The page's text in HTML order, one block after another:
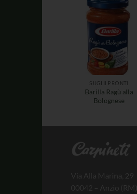
SUGHI PRONTI
Barilla Ragù alla
Bolognese
Via Alla Marina, 29
00042 – Anzio (RM)